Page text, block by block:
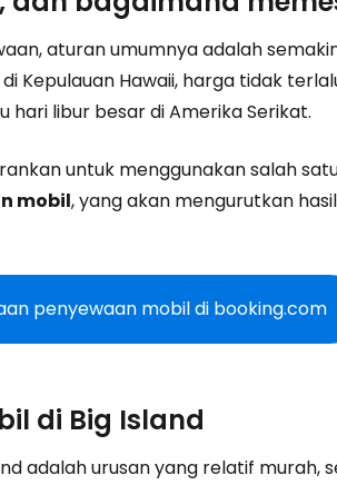
aturan umumnya adalah
Kepulauan Hawaii, harga tidak
hari libur besar di Amerika Serikat.
untuk menggunakan salah
mobil, yang akan mengurutkan
penyewaan mobil di booking.com
di Big Island
adalah urusan yang relatif murah,